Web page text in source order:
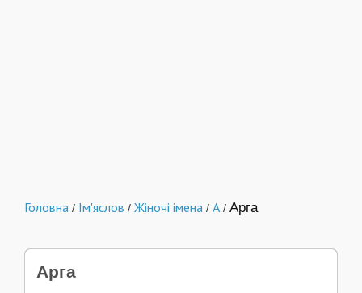
Головна / Ім'яслов / Жіночі імена / А / Арга
Арга